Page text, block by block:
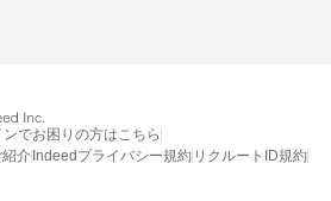
トリーするとプログラムの詳細案内を
受け取れるようになります
ンでお困りの方はこちら
介 Indeedプライバシー規約 リクルートID規約